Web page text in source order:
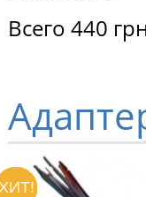
Всего 440